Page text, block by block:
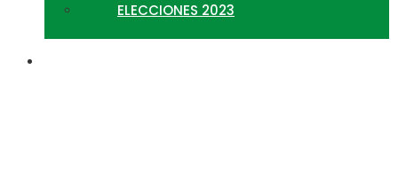
ELECCIONES 2023